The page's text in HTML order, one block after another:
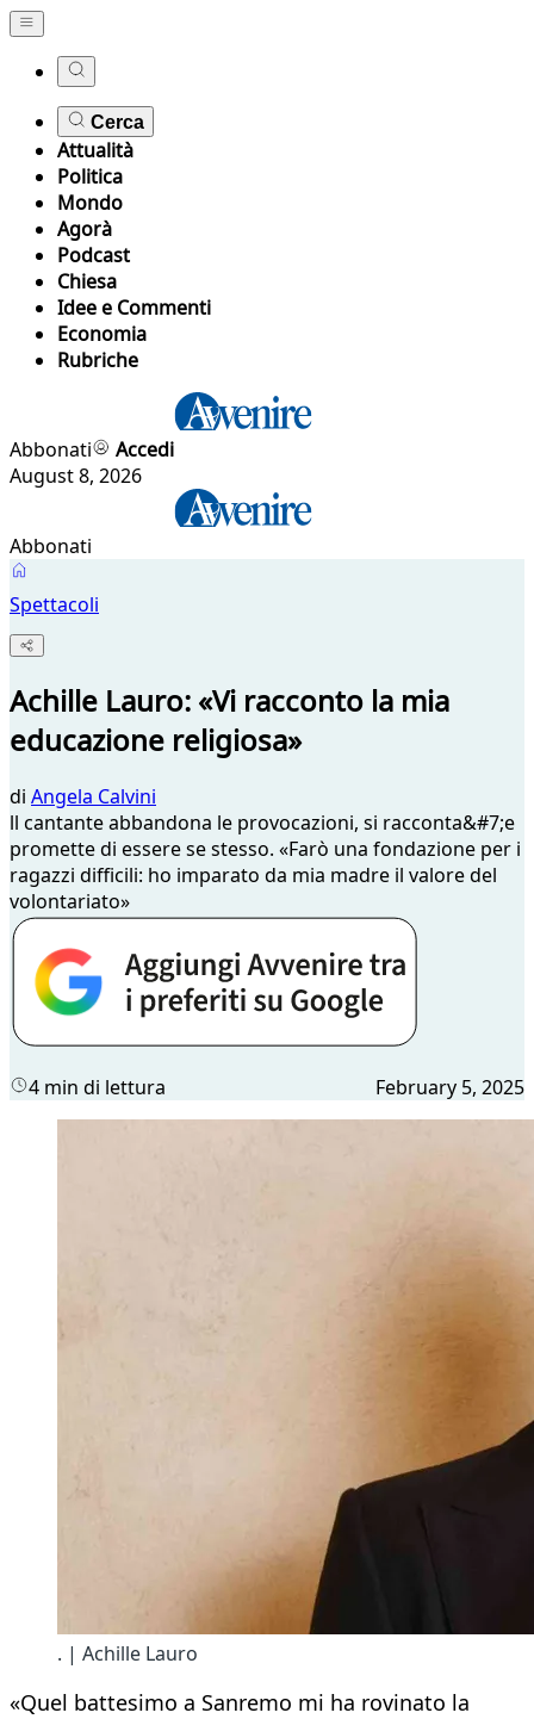
Cerca
Attualità
Politica
Mondo
Agorà
Podcast
Chiesa
Idee e Commenti
Economia
Rubriche
Abbonati
Accedi
August 8, 2026
Abbonati
Spettacoli
Achille Lauro: «Vi racconto la mia
educazione religiosa»
di Angela Calvini
ll cantante abbandona le provocazioni, si racconta&#7;e
promette di essere se stesso. «Farò una fondazione per i
ragazzi difficili: ho imparato da mia madre il valore del
volontariato»
4 min di lettura February 5, 2025
. | Achille Lauro
«Quel battesimo a Sanremo mi ha rovinato la